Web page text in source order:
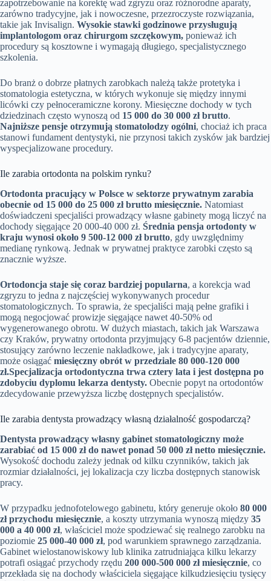
zapotrzebowanie na korektę wad zgryzu oraz różnorodne aparaty,
zarówno tradycyjne, jak i nowoczesne, przezroczyste rozwiązania,
takie jak Invisalign. Wysokie stawki godzinowe przysługują
implantologom oraz chirurgom szczękowym, ponieważ ich
procedury są kosztowne i wymagają długiego, specjalistycznego
szkolenia.
Do branż o dobrze płatnych zarobkach należą także protetyka i
stomatologia estetyczna, w których wykonuje się między innymi
licówki czy pełnoceramiczne korony. Miesięczne dochody w tych
dziedzinach często wynoszą od 15 000 do 30 000 zł brutto.
Najniższe pensje otrzymują stomatolodzy ogólni, chociaż ich praca
stanowi fundament dentystyki, nie przynosi takich zysków jak bardziej
wyspecjalizowane procedury.
Ile zarabia ortodonta na polskim rynku?
Ortodonta pracujący w Polsce w sektorze prywatnym zarabia
obecnie od 15 000 do 25 000 zł brutto miesięcznie. Natomiast
doświadczeni specjaliści prowadzący własne gabinety mogą liczyć na
dochody sięgające 20 000-40 000 zł. Średnia pensja ortodonty w
kraju wynosi około 9 500-12 000 zł brutto, gdy uwzględnimy
medianę rynkową. Jednak w prywatnej praktyce zarobki często są
znacznie wyższe.
Ortodoncja staje się coraz bardziej popularna, a korekcja wad
zgryzu to jedna z najczęściej wykonywanych procedur
stomatologicznych. To sprawia, że specjaliści mają pełne grafiki i
mogą negocjować prowizje sięgające nawet 40-50% od
wygenerowanego obrotu. W dużych miastach, takich jak Warszawa
czy Kraków, prywatny ortodonta przyjmujący 6-8 pacjentów dziennie,
stosujący zarówno leczenie nakładkowe, jak i tradycyjne aparaty,
może osiągać miesięczny obrót w przedziale 80 000-120 000
zł.Specjalizacja ortodontyczna trwa cztery lata i jest dostępna po
zdobyciu dyplomu lekarza dentysty. Obecnie popyt na ortodontów
zdecydowanie przewyższa liczbę dostępnych specjalistów.
Ile zarabia dentysta prowadzący własną działalność gospodarczą?
Dentysta prowadzący własny gabinet stomatologiczny może
zarabiać od 15 000 zł do nawet ponad 50 000 zł netto miesięcznie.
Wysokość dochodu zależy jednak od kilku czynników, takich jak
rozmiar działalności, jej lokalizacja czy liczba dostępnych stanowisk
pracy.
W przypadku jednofotelowego gabinetu, który generuje około 80 000
zł przychodu miesięcznie, a koszty utrzymania wynoszą między 35
000 a 40 000 zł, właściciel może spodziewać się realnego zarobku na
poziomie 25 000-40 000 zł, pod warunkiem sprawnego zarządzania.
Gabinet wielostanowiskowy lub klinika zatrudniająca kilku lekarzy
potrafi osiągać przychody rzędu 200 000-500 000 zł miesięcznie, co
przekłada się na dochody właściciela sięgające kilkudziesięciu tysięcy